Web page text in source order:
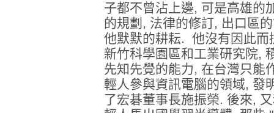
子都不曾沾上邊, 可是高雄的
的規劃, 法律的修訂, 出口區
他默默的耕耘. 他沒有因此
新竹科學園區和工業研究院,
先知先覺的能力, 在台灣只能
輕人參與資訊電腦的領域, 發
了宏碁董事長施振榮. 後來,